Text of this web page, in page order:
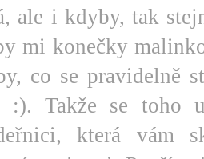
ale i kdyby, tak
mi konečky
co se pravidelně
:). Takže se toho
která vám